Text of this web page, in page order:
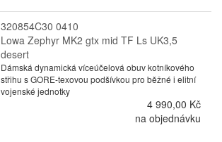
320854C30 0410
Lowa Zephyr MK2 gtx mid TF Ls UK3,5
desert
Dámská dynamická víceúčelová obuv kotníkového
střihu s GORE-texovou podšívkou pro běžné i elitní
vojenské jednotky
4 990,00 Kč
na objednávku